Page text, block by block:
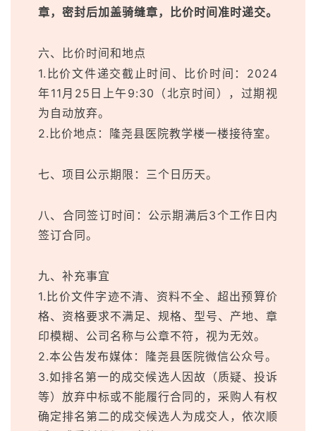
章，密封后加盖骑缝章，比价时间准时递交。
六、比价时间和地点
1.比价文件递交截止时间、比价时间：2024
年11月25日上午9:30（北京时间），过期视
为自动放弃。
2.比价地点：隆尧县医院教学楼一楼接待室。
七、项目公示期限：三个日历天。
八、合同签订时间：公示期满后3个工作日内
签订合同。
九、补充事宜
1.比价文件字迹不清、资料不全、超出预算价
格、资格要求不满足、规格、型号、产地、章
印模糊、公司名称与公章不符，视为无效。
2.本公告发布媒体：隆尧县医院微信公众号。
3.如排名第一的成交候选人因故（质疑、投诉
等）放弃中标或不能履行合同的，采购人有权
确定排名第二的成交候选人为成交人，依次顺